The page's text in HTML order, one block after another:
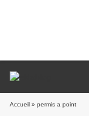
Accueil » permis a point